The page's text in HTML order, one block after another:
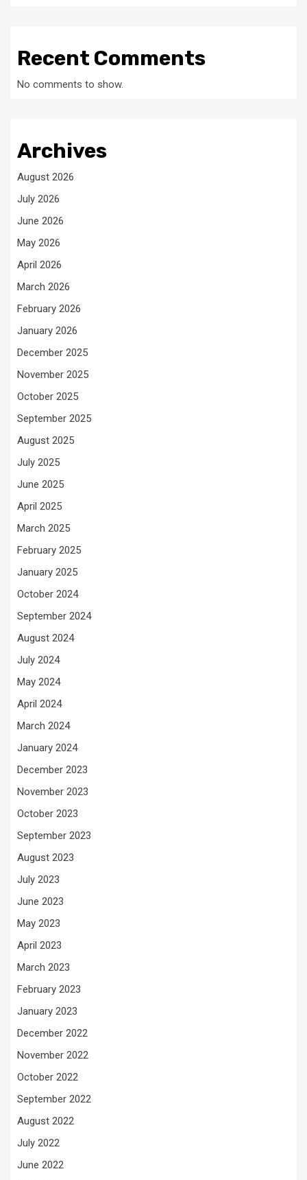
Recent Comments
No comments to show.
Archives
August 2026
July 2026
June 2026
May 2026
April 2026
March 2026
February 2026
January 2026
December 2025
November 2025
October 2025
September 2025
August 2025
July 2025
June 2025
April 2025
March 2025
February 2025
January 2025
October 2024
September 2024
August 2024
July 2024
May 2024
April 2024
March 2024
January 2024
December 2023
November 2023
October 2023
September 2023
August 2023
July 2023
June 2023
May 2023
April 2023
March 2023
February 2023
January 2023
December 2022
November 2022
October 2022
September 2022
August 2022
July 2022
June 2022